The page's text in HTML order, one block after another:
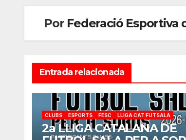
Por Federació Esportiva
Entrada relacionada
CLUBS ESPORTS FESC LLIGA CAT FUTSALA
2a LLIGA CATALANA DE